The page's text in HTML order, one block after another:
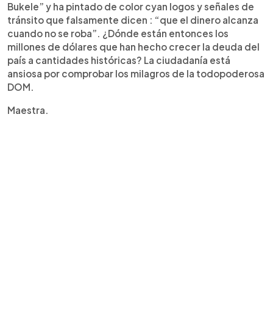
Bukele” y ha pintado de color cyan logos y señales de
tránsito que falsamente dicen : “que el dinero alcanza
cuando no se roba”. ¿Dónde están entonces los
millones de dólares que han hecho crecer la deuda del
país a cantidades históricas? La ciudadanía está
ansiosa por comprobar los milagros de la todopoderosa
DOM.
Maestra.